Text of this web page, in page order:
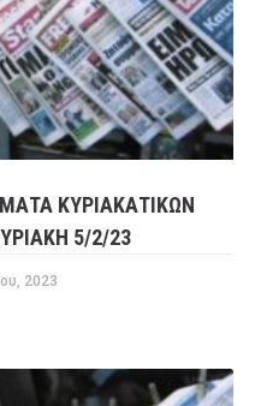
ΚΥΡΙΑΚΑΤΙΚΩΝ
5/2/23
2023